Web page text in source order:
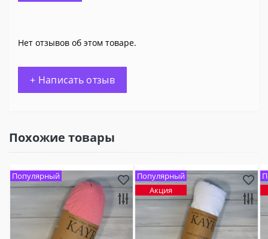
Нет отзывов об этом товаре.
+ Написать отзыв
Похожие товары
Популярный
Популярный
Акция